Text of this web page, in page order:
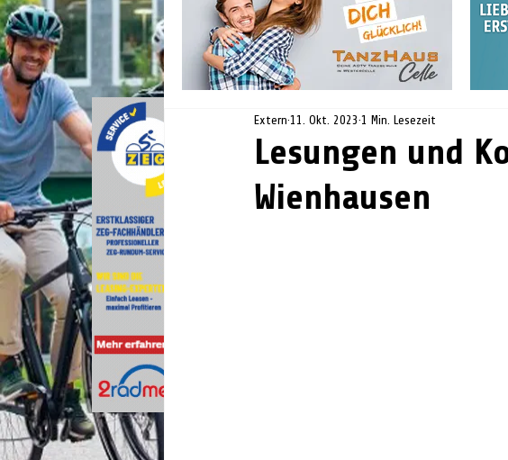
Lesungen und
Wienhausen
Extern 11. Okt. 2023 1 Min. Lesezeit